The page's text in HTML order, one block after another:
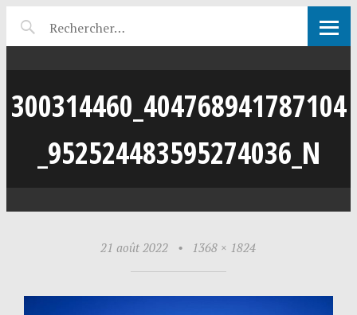
300314460_404768941787104
_952524483595274036_N
21 août 2022 • 1368 × 1824